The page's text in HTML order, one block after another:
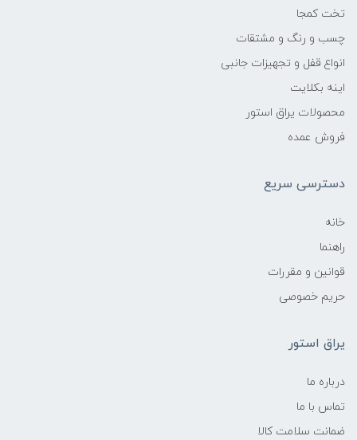
تخت کمجا
چسب و رنگ و مشتقات
انواع قفل و تجهیزات جانبی
اینه بکلایت
محصولات یراق استور
فروش عمده
دسترسی سریع
خانه
راهنما
قوانین و مقررات
حریم خصوصی
یراق استور
درباره ما
تماس با ما
ضمانت سلامت کالا